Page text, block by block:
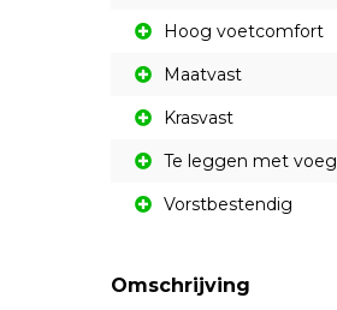
Hoog voetcomfort
Maatvast
Krasvast
Te leggen met voeg
Vorstbestendig
Omschrijving